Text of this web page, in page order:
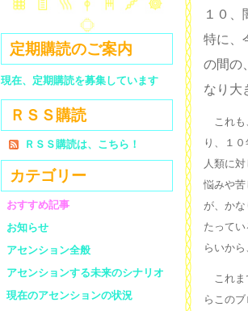
１０、
特に、
の間の
なり大
これも
り、１
人類に
悩みや
が、か
たって
らいか
これま
らこの
定期購読のご案内
現在、定期購読を募集しています
ＲＳＳ購読
ＲＳＳ購読は、こちら！
カテゴリー
おすすめ記事
お知らせ
アセンション全般
アセンションする未来のシナリオ
現在のアセンションの状況